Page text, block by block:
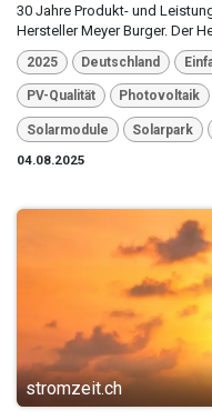
30 Jahre Produkt- und
Hersteller Meyer Burger. Der
2025 Deutschland
PV-Qualität Photovoltaik
Solarmodule Solarpark
04.08.2025
stromzeit.ch